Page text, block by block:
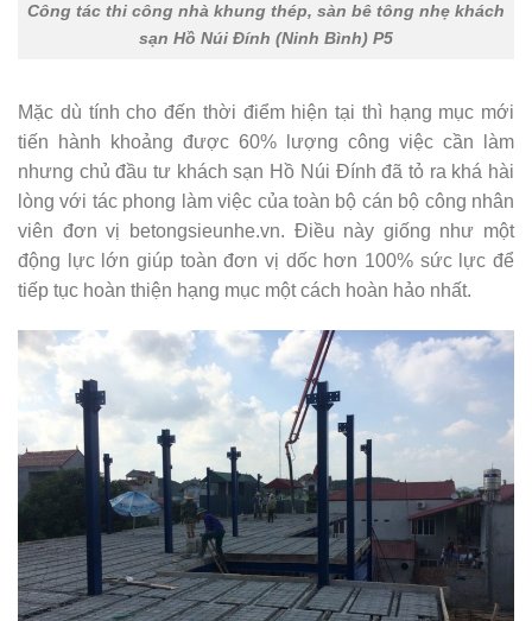
Công tác thi công nhà khung thép, sàn bê tông nhẹ khách
sạn Hồ Núi Đính (Ninh Bình) P5
Mặc dù tính cho đến thời điểm hiện tại thì hạng mục mới
tiến hành khoảng được 60% lượng công việc cần làm
nhưng chủ đầu tư khách sạn Hồ Núi Đính đã tỏ ra khá hài
lòng với tác phong làm việc của toàn bộ cán bộ công nhân
viên đơn vị betongsieunhe.vn. Điều này giống như một
động lực lớn giúp toàn đơn vị dốc hơn 100% sức lực để
tiếp tục hoàn thiện hạng mục một cách hoàn hảo nhất.